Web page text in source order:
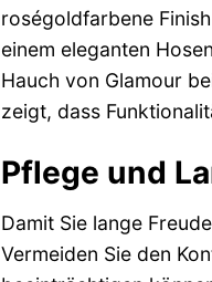
roségoldfarbene
einem eleganten
Hauch von Glamour
zeigt, dass
Pflege und
Damit Sie lange
Vermeiden Sie den